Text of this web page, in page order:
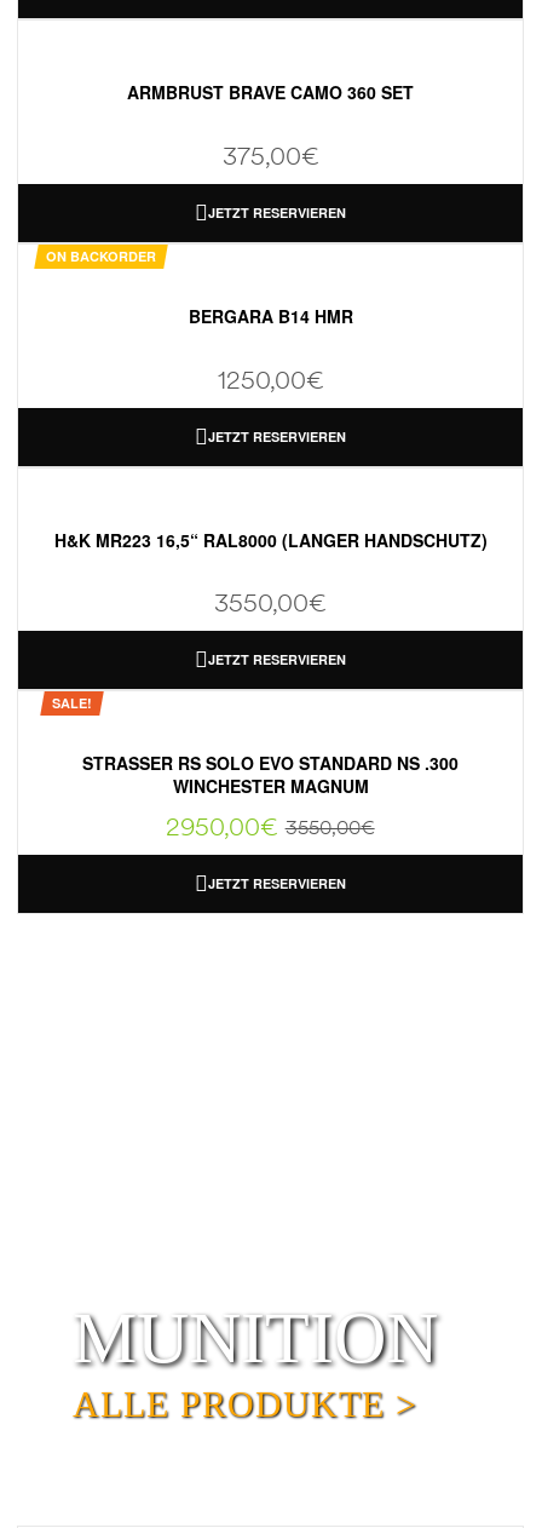
ARMBRUST BRAVE CAMO 360 SET
375,00€
JETZT RESERVIEREN
ON BACKORDER
BERGARA B14 HMR
1250,00€
JETZT RESERVIEREN
H&K MR223 16,5“ RAL8000 (LANGER HANDSCHUTZ)
3550,00€
JETZT RESERVIEREN
SALE!
STRASSER RS SOLO EVO STANDARD NS .300
WINCHESTER MAGNUM
3550,00€
2950,00€
JETZT RESERVIEREN
MUNITION
ALLE PRODUKTE >